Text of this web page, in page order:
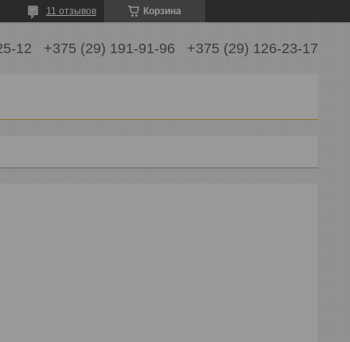
Корзина
11 отзывов
12 +375 (29) 191-91-96 +375 (29) 126-23-17